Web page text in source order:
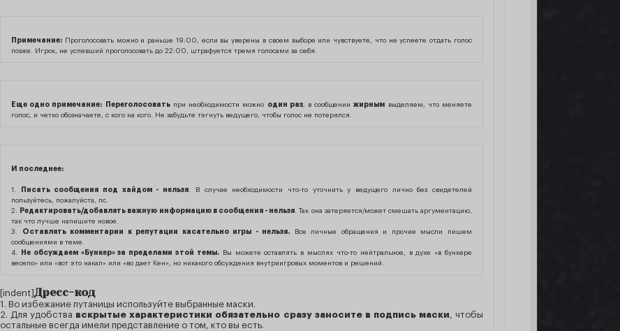
Примечание: Проголосовать можно и раньше 19:00, если вы уверены в своем выборе или чувствуете, что не успеете отдать голос
позже. Игрок, не успевший проголосовать до 22:00, штрафуется тремя голосами за себя.
Еще одно примечание: Переголосоватьпри необходимости можно один раз, в сообщениижирным выделяем, что меняете
голос, и четко обозначаете, с кого на кого. Не забудьте тэгнуть ведущего, чтобы голос не потерялся.
И последнее:
1. Писать сообщения под хайдом - нельзя. В случае необходимости что-то уточнить у ведущего лично без свидетелей
пользуйтесь, пожалуйста, лс.
2. Редактировать/добавлять важную информацию в сообщения - нельзя. Так она затеряется/может смешать аргументацию,
так что лучше напишите новое.
3.
Оставлять комментарии к репутации касательно игры - нельзя. Все личные обращения и прочие мысли пишем
сообщениями в теме.
4.
Не обсуждаем «Бункер» за пределами этой темы.Вы можете оставлять в мыслях что-то нейтральное, в духе «в бункере
весело» или «вот это накал» или «во дает Кен», но никакого обсуждения внутриигровых моментов и решений.
[indent]Дресс-код
1. Во избежание путаницы используйте выбранные маски.
2. Для удобства вскрытые характеристики обязательно сразу заносите в подпись маски, чтобы
остальные всегда имели представление о том, кто вы есть.